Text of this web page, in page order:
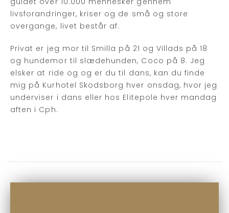
livsforandringer, kriser og de små og store
overgange, livet består af.
Privat er jeg mor til Smilla på 21 og Villads på 18
og hundemor til slædehunden, Coco på 8. Jeg
elsker at ride og og er du til dans, kan du finde
mig på Kurhotel Skodsborg hver onsdag, hvor jeg
underviser i dans eller hos Elitepole hver mandag
aften i Cph.